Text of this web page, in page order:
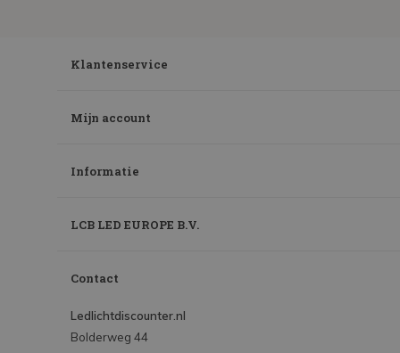
Klantenservice
Mijn account
Informatie
LCB LED EUROPE B.V.
Contact
Ledlichtdiscounter.nl
Bolderweg 44